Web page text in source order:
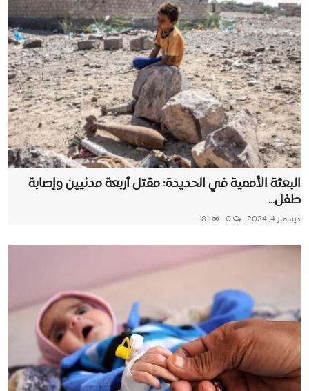
البعثة الأممية في الحديدة: مقتل أربعة مدنيين وإصابة
طفل...
ديسمبر 4, 2024